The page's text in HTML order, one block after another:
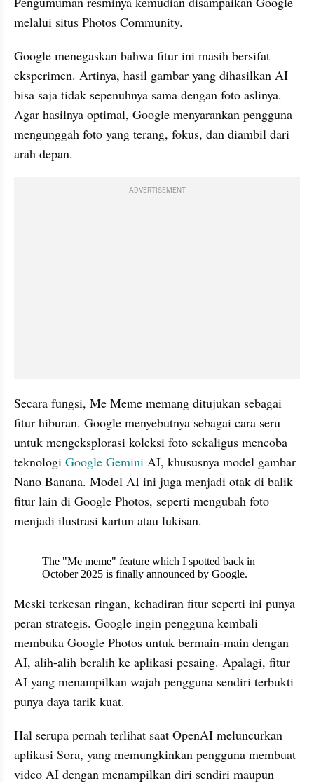
melalui situs Photos Community.
Google menegaskan bahwa fitur ini masih bersifat
eksperimen. Artinya, hasil gambar yang dihasilkan AI
bisa saja tidak sepenuhnya sama dengan foto aslinya.
Agar hasilnya optimal, Google menyarankan pengguna
mengunggah foto yang terang, fokus, dan diambil dari
arah depan.
ADVERTISEMENT
Secara fungsi, Me Meme memang ditujukan sebagai
fitur hiburan. Google menyebutnya sebagai cara seru
untuk mengeksplorasi koleksi foto sekaligus mencoba
teknologi Google Gemini AI, khususnya model gambar
Nano Banana. Model AI ini juga menjadi otak di balik
fitur lain di Google Photos, seperti mengubah foto
menjadi ilustrasi kartun atau lukisan.
X post embed
Meski terkesan ringan, kehadiran fitur seperti ini punya
peran strategis. Google ingin pengguna kembali
membuka Google Photos untuk bermain-main dengan
AI, alih-alih beralih ke aplikasi pesaing. Apalagi, fitur
AI yang menampilkan wajah pengguna sendiri terbukti
punya daya tarik kuat.
Hal serupa pernah terlihat saat OpenAI meluncurkan
aplikasi Sora, yang memungkinkan pengguna membuat
video AI dengan menampilkan diri sendiri maupun